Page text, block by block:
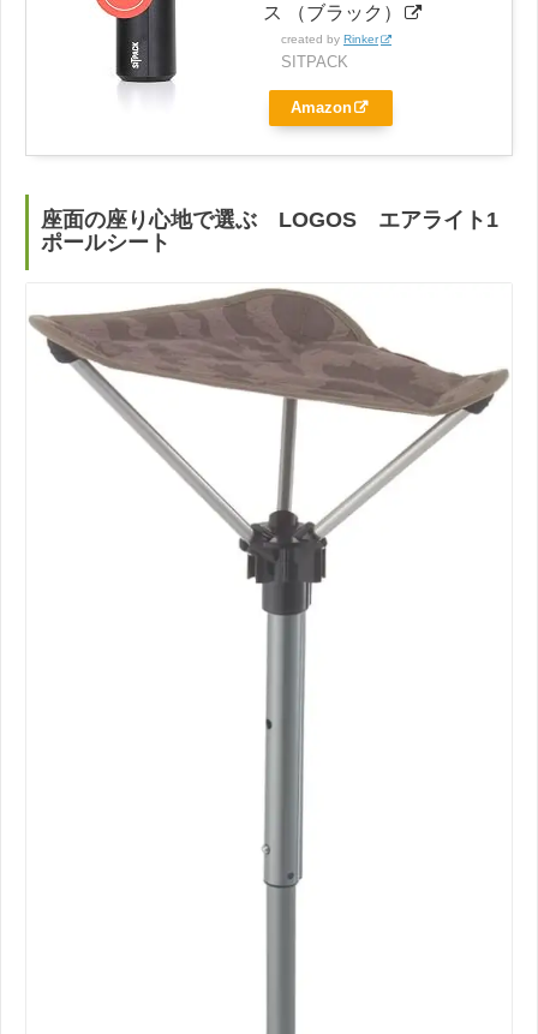
ス （ブラック）
created by Rinker
SITPACK
Amazon
座面の座り心地で選ぶ LOGOS エアライト1
ポールシート